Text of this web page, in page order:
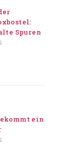
Spuren
ein